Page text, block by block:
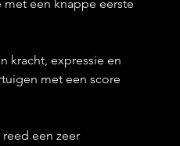
een knappe eerste
kracht, expressie en
met een score
een zeer